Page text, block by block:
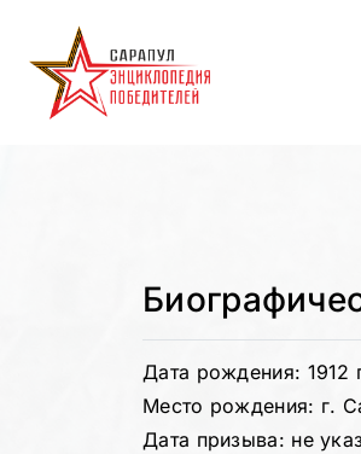
Дата рождения: 1912
Место рождения: г.
Дата призыва: не